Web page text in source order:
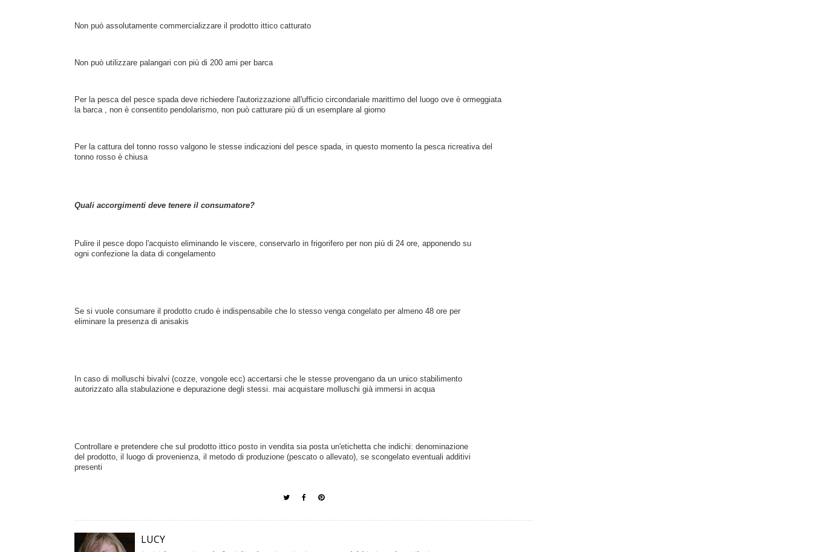
Non può assolutamente commercializzare il prodotto ittico catturato
Non può utilizzare palangari con più di 200 ami per barca
Per la pesca del pesce spada deve richiedere l'autorizzazione all'ufficio circondariale marittimo del luogo ove è ormeggiata
la barca , non è consentito pendolarismo, non può catturare più di un esemplare al giorno
Per la cattura del tonno rosso valgono le stesse indicazioni del pesce spada, in questo momento la pesca ricreativa del
tonno rosso è chiusa
Quali accorgimenti deve tenere il consumatore?
Pulire il pesce dopo l'acquisto eliminando le viscere, conservarlo in frigorifero per non più di 24 ore, apponendo su
ogni confezione la data di congelamento
Se si vuole consumare il prodotto crudo è indispensabile che lo stesso venga congelato per almeno 48 ore per
eliminare la presenza di anisakis
In caso di molluschi bivalvi (cozze, vongole ecc) accertarsi che le stesse provengano da un unico stabilimento
autorizzato alla stabulazione e depurazione degli stessi. mai acquistare molluschi già immersi in acqua
Controllare e pretendere che sul prodotto ittico posto in vendita sia posta un'etichetta che indichi: denominazione
del prodotto, il luogo di provenienza, il metodo di produzione (pescato o allevato), se scongelato eventuali additivi
presenti
LUCY